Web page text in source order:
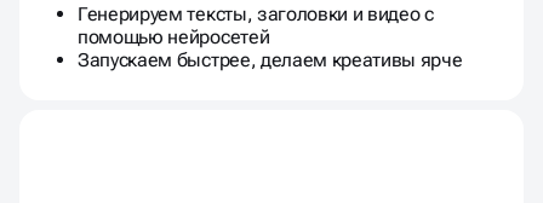
Генерируем тексты, заголовки и видео с
помощью нейросетей
Запускаем быстрее, делаем креативы ярче